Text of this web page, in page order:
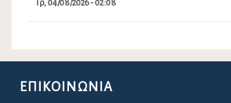
Τρ, 04/08/2026 - 02:08
ΕΠΙΚΟΙΝΩΝΊΑ